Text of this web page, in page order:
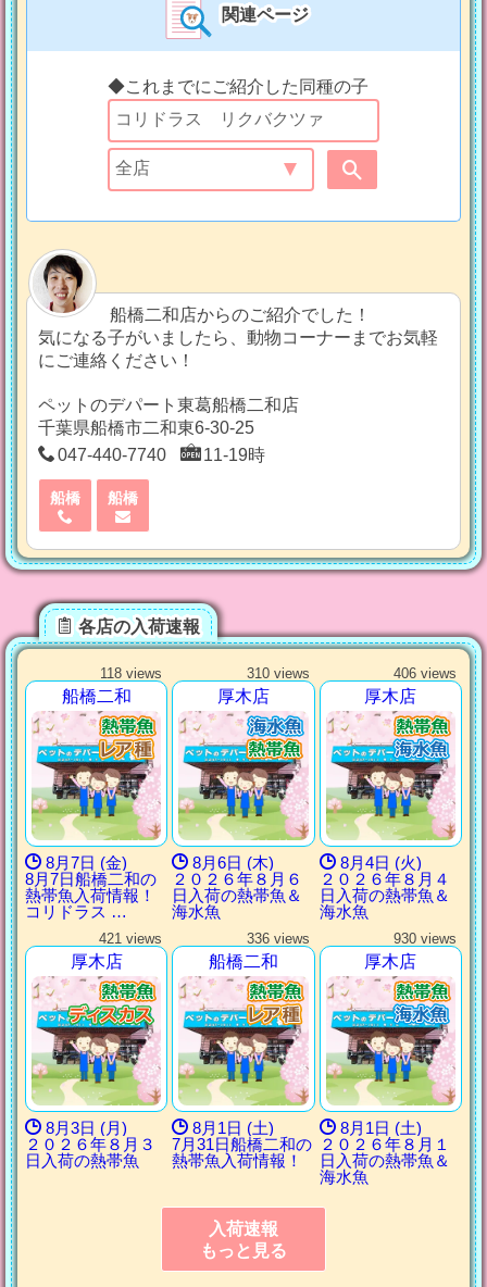
関連ページ
◆これまでにご紹介した同種の子
船橋二和店からのご紹介でした！
気になる子がいましたら、動物コーナーまでお気軽
にご連絡ください！
ペットのデパート東葛船橋二和店
千葉県船橋市二和東6-30-25
047-440-7740
11-19時
船橋 船橋
各店の入荷速報
118 views
船橋二和
8月7日 (金)
8月7日船橋二和の
熱帯魚入荷情報！
コリドラス …
310 views
厚木店
8月6日 (木)
２０２６年８月６
日入荷の熱帯魚＆
海水魚
406 views
厚木店
8月4日 (火)
２０２６年８月４
日入荷の熱帯魚＆
海水魚
421 views
厚木店
8月3日 (月)
２０２６年８月３
日入荷の熱帯魚
336 views
船橋二和
8月1日 (土)
7月31日船橋二和の
熱帯魚入荷情報！
930 views
厚木店
8月1日 (土)
２０２６年８月１
日入荷の熱帯魚＆
海水魚
入荷速報
もっと見る